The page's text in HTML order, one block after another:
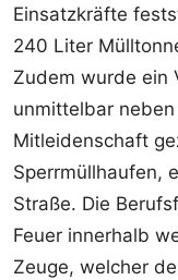
Einsatzkräfte
240 Liter
Zudem wurde ein
unmittelbar
Mitleidenschaft
Sperrmüllhaufen,
Straße. Die
Feuer innerhalb
Zeuge, welcher